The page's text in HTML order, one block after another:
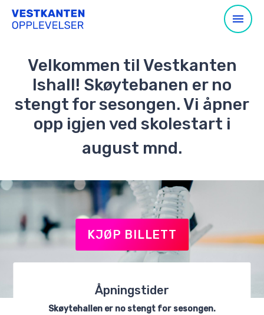
Velkommen til Vestkanten
Ishall! Skøytebanen er no
stengt for sesongen. Vi åpner
opp igjen ved skolestart i
august mnd.
KJØP BILLETT
Åpningstider
Skøytehallen er no stengt for sesongen.